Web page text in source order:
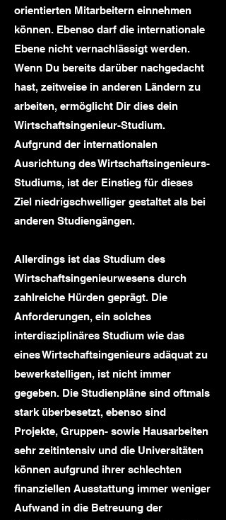
orientierten Mitarbeitern einnehmen
können. Ebenso darf die internationale
Ebene nicht vernachlässigt werden.
Wenn Du bereits darüber nachgedacht
hast, zeitweise in anderen Ländern zu
arbeiten, ermöglicht Dir dies dein
Wirtschaftsingenieur-Studium.
Aufgrund der internationalen
Ausrichtung des Wirtschaftsingenieurs-
Studiums, ist der Einstieg für dieses
Ziel niedrigschwelliger gestaltet als bei
anderen Studiengängen.
Allerdings ist das Studium des
Wirtschaftsingenieurwesens durch
zahlreiche Hürden geprägt. Die
Anforderungen, ein solches
interdisziplinäres Studium wie das
eines Wirtschaftsingenieurs adäquat zu
bewerkstelligen, ist nicht immer
gegeben. Die Studienpläne sind oftmals
stark überbesetzt, ebenso sind
Projekte, Gruppen- sowie Hausarbeiten
sehr zeitintensiv und die Universitäten
können aufgrund ihrer schlechten
finanziellen Ausstattung immer weniger
Aufwand in die Betreuung der